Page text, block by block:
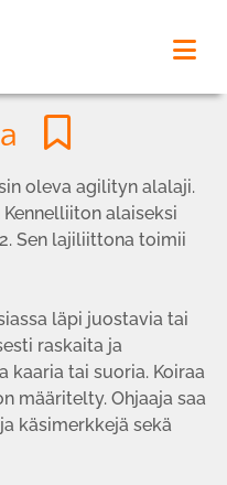
oleva agilityn alalaji.
alaiseksi
Sen lajiliittona toimii
läpi juostavia tai
raskaita ja
kaaria tai suoria. Koiraa
määritelty. Ohjaaja saa
käsimerkkejä sekä